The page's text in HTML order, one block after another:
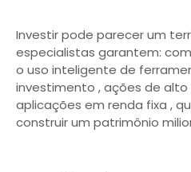
Investir pode parecer um
especialistas garantem:
o uso inteligente de
investimento , ações de alto
aplicações em renda fixa ,
construir um patrimônio